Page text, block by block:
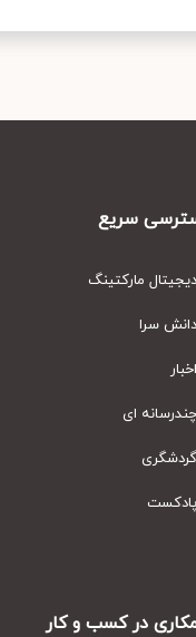
سریع
مارکتینگ
سرا
ای
در کسب و کار